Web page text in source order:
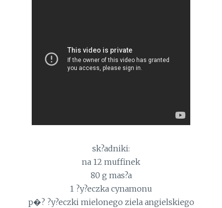
sk?adniki:
na 12 muffinek
80 g mas?a
1 ?y?eczka cynamonu
p�? ?y?eczki mielonego ziela angielskiego